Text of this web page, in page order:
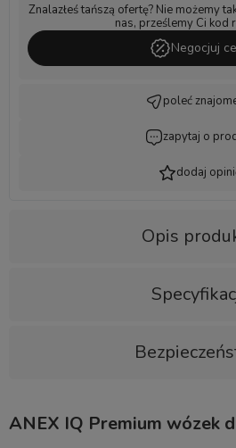
Znalazłeś tańszą ofertę? Nie możemy
nas, prześlemy Ci kod
Negocjuj
poleć
zapytaj o
dodaj
Opis
ANEX IQ Premium wózek